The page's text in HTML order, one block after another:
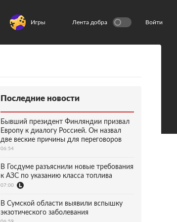
Игры Лента добра Войти
Последние новости
Бывший президент Финляндии призвал
Европу к диалогу Россией. Он назвал
две веские причины для переговоров
06:54
В Госдуме разъяснили новые требования
к АЗС по указанию класса топлива
07:00
В Сумской области выявили вспышку
экзотического заболевания